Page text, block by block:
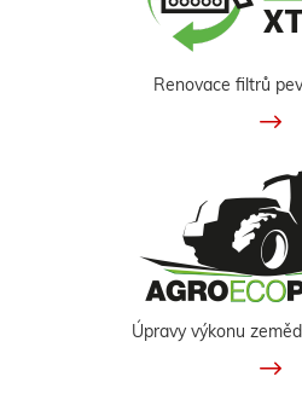
Renovace filtrů
Úpravy výkonu